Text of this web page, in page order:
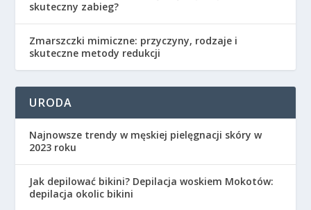
skuteczny zabieg?
Zmarszczki mimiczne: przyczyny, rodzaje i
skuteczne metody redukcji
URODA
Najnowsze trendy w męskiej pielęgnacji skóry w
2023 roku
Jak depilować bikini? Depilacja woskiem Mokotów:
depilacja okolic bikini